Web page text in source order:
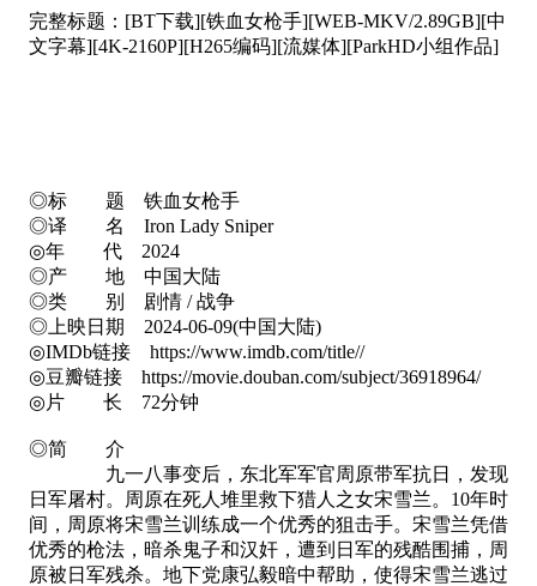
完整标题：[BT下载][铁血女枪手][WEB-MKV/2.89GB][中
文字幕][4K-2160P][H265编码][流媒体][ParkHD小组作品]
◎标 题 铁血女枪手
◎译 名 Iron Lady Sniper
◎年 代 2024
◎产 地 中国大陆
◎类 别 剧情 / 战争
◎上映日期 2024-06-09(中国大陆)
◎IMDb链接 https://www.imdb.com/title//
◎豆瓣链接 https://movie.douban.com/subject/36918964/
◎片 长 72分钟
◎简 介
九一八事变后，东北军军官周原带军抗日，发现
日军屠村。周原在死人堆里救下猎人之女宋雪兰。10年时
间，周原将宋雪兰训练成一个优秀的狙击手。宋雪兰凭借
优秀的枪法，暗杀鬼子和汉奸，遭到日军的残酷围捕，周
原被日军残杀。地下党康弘毅暗中帮助，使得宋雪兰逃过